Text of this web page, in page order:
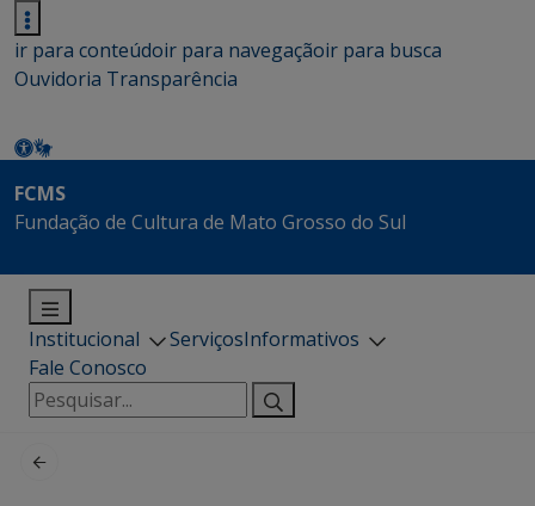
ir para conteúdoir para navegaçãoir para busca
Ouvidoria Transparência
FCMS
Fundação de Cultura de Mato Grosso do Sul
Institucional ServiçosInformativos
Fale Conosco
Pesquisar
por: